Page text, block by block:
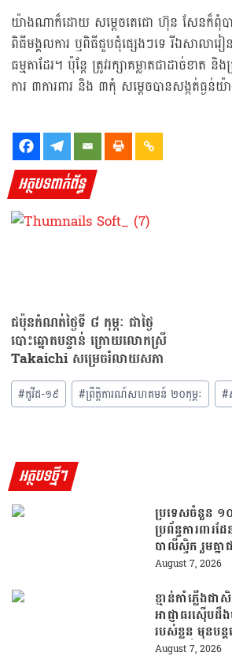
យ៉ាងណាក៏ដោយ សម្ដេចតេជោ ហ៊ុន សែនក៏ពុំប
ពិធីមង្គលការ ឬពិធីជួបជុំផ្សេងៗទេ រីឯសាលារៀ
ធម្មតាដែរ។ ប៉ុន្តែ ត្រូវរក្សាគម្លាតជាដាច់ខាត និង
ការ ៣ការពារ និង ៣កុំ សម្តេចបានសង្កត់ធ្ងន់យ៉
អត្ថបទពាក់ព័ន្ធ
ជប៉ុនកំណត់ថ្ងៃទី ៨ កុម្ភៈ ជាថ្ងៃ
បោះឆ្នោតបន្ទាន់ ក្រោយលោកស្រី
Takaichi សម្រេចរំលាយសភា
#កូវីដ-១៩ #ព្រឹត្តិការណ៍សហគមន៍ ២០កុម្ភៈ #
អត្ថបទថ្មីៗ
ប្រទេសចំនួន ១
ប្រព័ន្ធការពា
បាលីស្ទិក រួមគ្ន
August 7, 2026
ខ្មាន់កាំភ្លើងជ
អាជ្ញាធរស៊ើប
របស់ខ្លួន មុនបន្
សាលារៀន
August 7, 2026